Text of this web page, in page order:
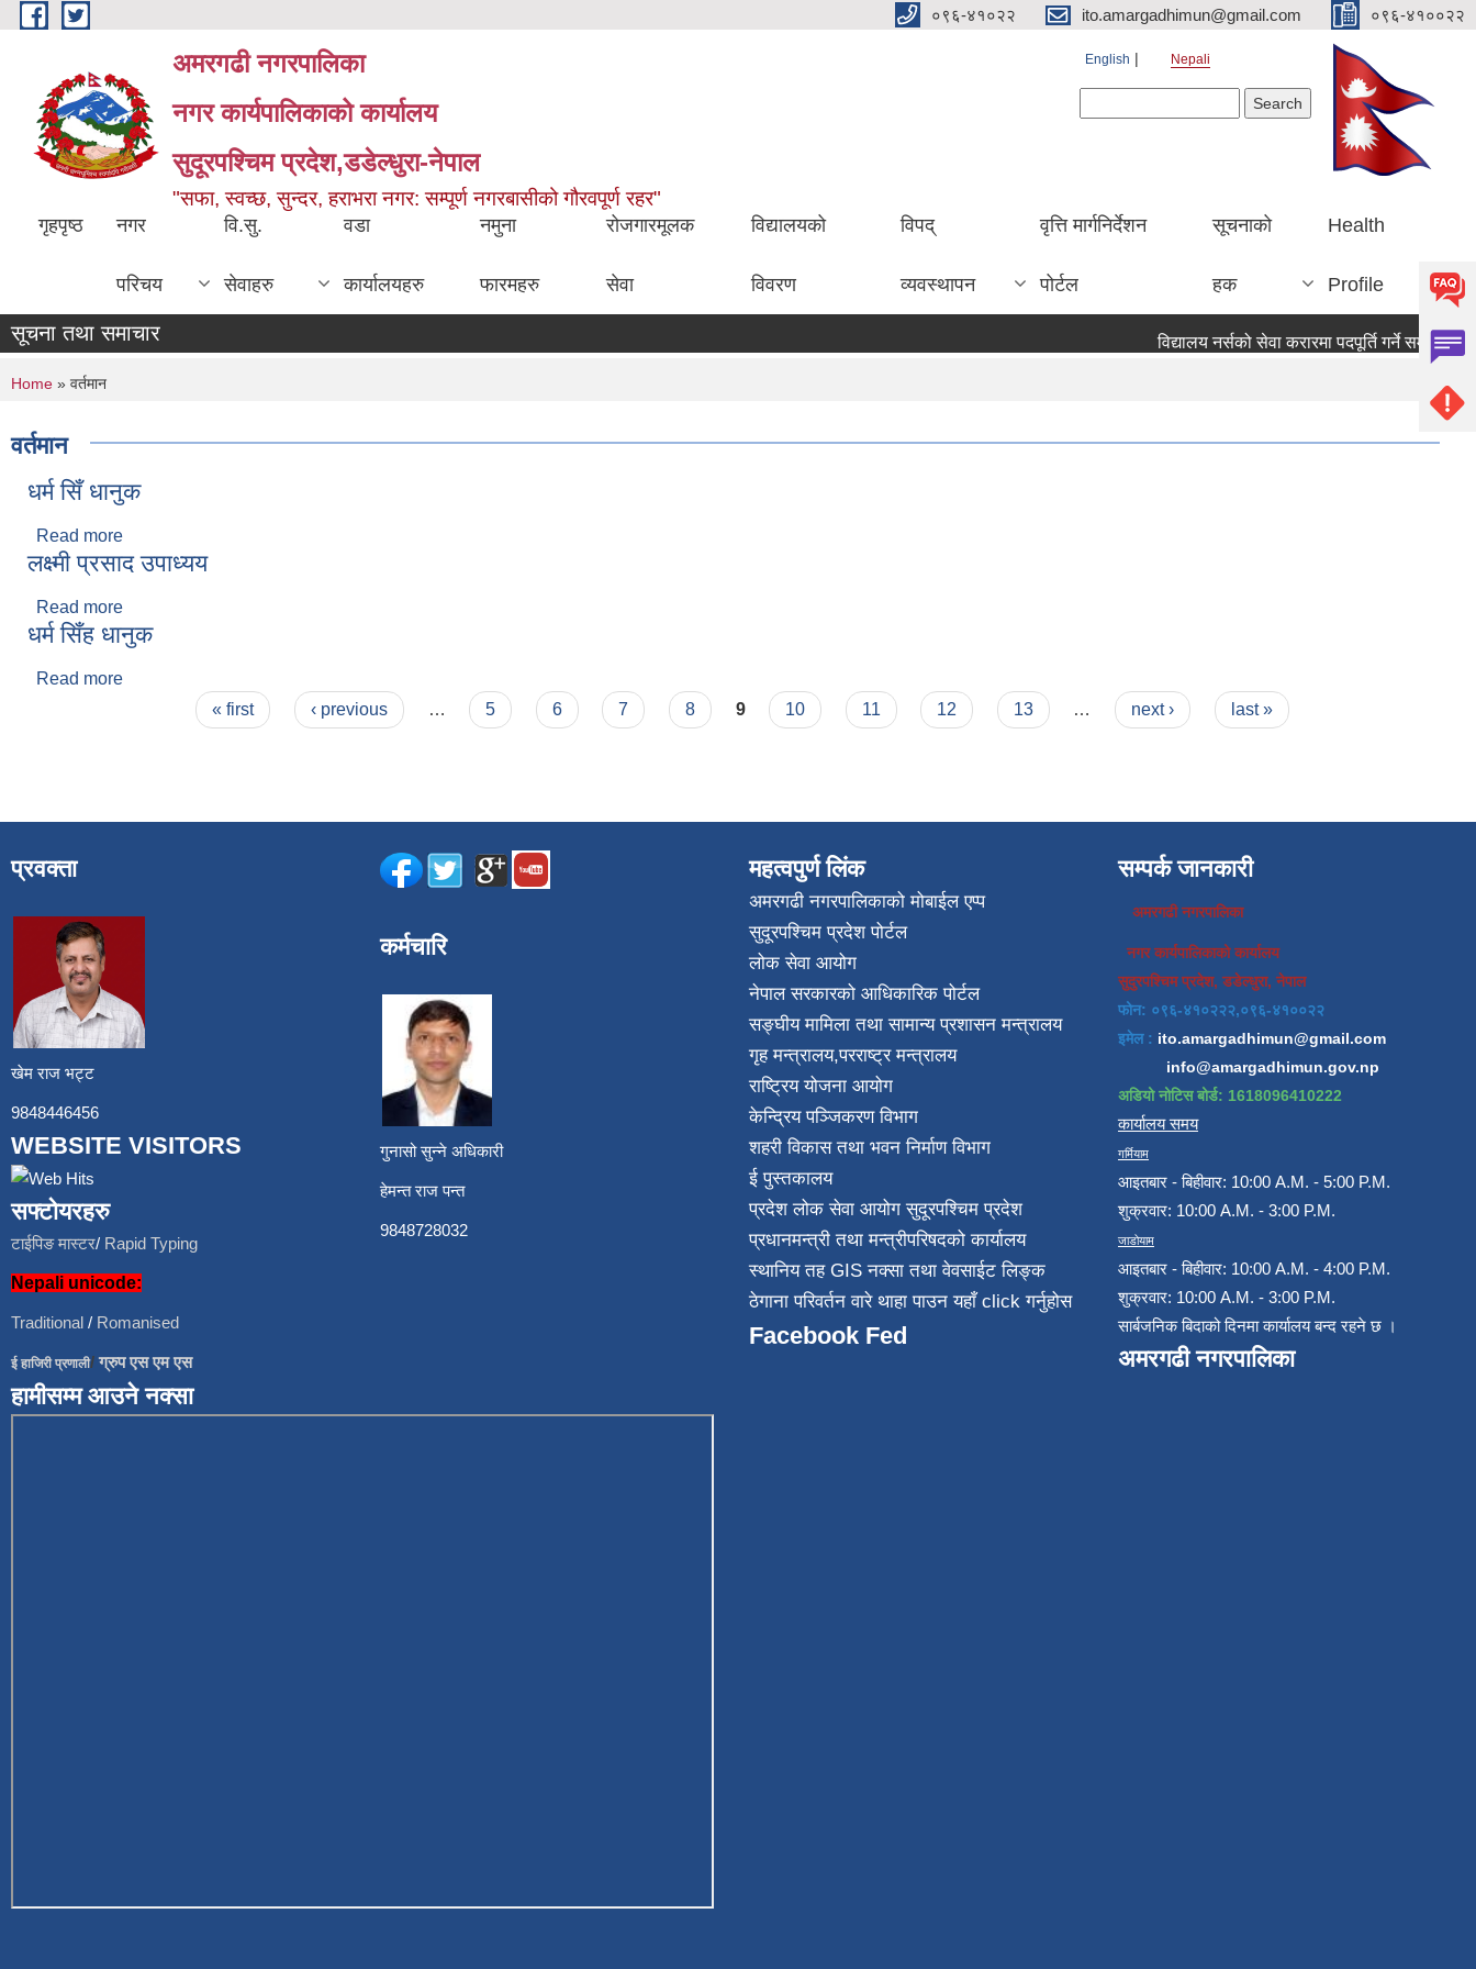
Skip to main content ०९६-४१०२२ ito.amargadhimun@gmail.com ०९६-४१००२२
अमरगढी नगरपालिका
नगर कार्यपालिकाको कार्यालय
सुदूरपश्चिम प्रदेश,डडेल्धुरा-नेपाल
"सफा, स्वच्छ, सुन्दर, हराभरा नगर: सम्पूर्ण नगरबासीको गौरवपूर्ण रहर"
English Nepali
गृहपृष्ठ नगर
परिचय
वि.सु.
सेवाहरु
वडा
कार्यालयहरु
नमुना
फारमहरु
रोजगारमूलक
सेवा
विद्यालयको
विवरण
विपद्
व्यवस्थापन
वृत्ति मार्गनिर्देशन
पोर्टल
सूचनाको
हक
Health
Profile
सूचना तथा समाचार विद्यालय नर्सको सेवा करारमा पदपूर्ति गर्ने सम्वन्धी
You are here
Home » वर्तमान
वर्तमान
धर्म सिँ धानुक
Read more
लक्ष्मी प्रसाद उपाध्यय
Read more
धर्म सिँह धानुक
Read more
« first ‹ previous … 5 6 7 8 9 10 11 12 13 … next › last »
प्रवक्ता
खेम राज भट्ट
9848446456
WEBSITE VISITORS
सफ्टोयरहरु
टाईपिङ मास्टर/ Rapid Typing
Nepali unicode:
Traditional / Romanised
ई हाजिरी प्रणाली/ग्रुप एस एम एस
हामीसम्म आउने नक्सा
कर्मचारि
गुनासो सुन्ने अधिकारी
हेमन्त राज पन्त
9848728032
महत्वपुर्ण लिंक
अमरगढी नगरपालिकाको मोबाईल एप्प
सुदूरपश्चिम प्रदेश पोर्टल
लोक सेवा आयोग
नेपाल सरकारको आधिकारिक पोर्टल
सङ्घीय मामिला तथा सामान्य प्रशासन मन्त्रालय
गृह मन्त्रालय,परराष्ट्र मन्त्रालय
राष्ट्रिय योजना आयोग
केन्द्रिय पञ्जिकरण विभाग
शहरी विकास तथा भवन निर्माण विभाग
ई पुस्तकालय
प्रदेश लोक सेवा आयोग सुदूरपश्चिम प्रदेश
प्रधानमन्त्री तथा मन्त्रीपरिषदको कार्यालय
स्थानिय तह GIS नक्सा तथा वेवसाईट लिङ्क
ठेगाना परिवर्तन वारे थाहा पाउन यहाँ click गर्नुहोस
Facebook Fed
सम्पर्क जानकारी
अमरगढी नगरपालिका
नगर कार्यपालिकाको कार्यालय
सुदुरपश्चिम प्रदेश, डडेल्धुरा, नेपाल
फोन: ०९६-४१०२२२,०९६-४१००२२
इमेल : ito.amargadhimun@gmail.com
info@amargadhimun.gov.np
अडियो नोटिस बोर्ड: 1618096410222
कार्यालय समय
गर्मियाम
आइतबार - बिहीवार: 10:00 A.M. - 5:00 P.M.
शुक्रवार: 10:00 A.M. - 3:00 P.M.
जाडोयाम
आइतबार - बिहीवार: 10:00 A.M. - 4:00 P.M.
शुक्रवार: 10:00 A.M. - 3:00 P.M.
सार्बजनिक बिदाको दिनमा कार्यालय बन्द रहने छ ।
अमरगढी नगरपालिका